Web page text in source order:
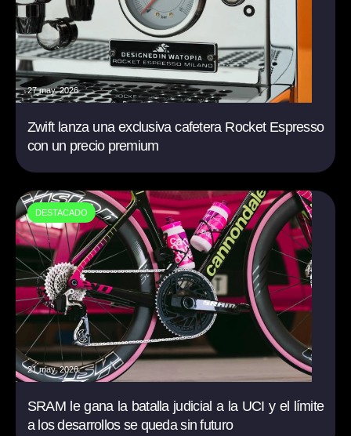
27 may. 2026
Zwift lanza una exclusiva cafetera Rocket Espresso
con un precio premium
DESTACADO
21 may. 2026
SRAM le gana la batalla judicial a la UCI y el límite
a los desarrollos se queda sin futuro